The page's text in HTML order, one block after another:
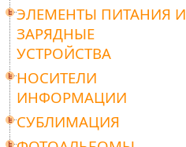
ЭЛЕМЕНТЫ ПИТАНИЯ И
ЗАРЯДНЫЕ
УСТРОЙСТВА
НОСИТЕЛИ
ИНФОРМАЦИИ
СУБЛИМАЦИЯ